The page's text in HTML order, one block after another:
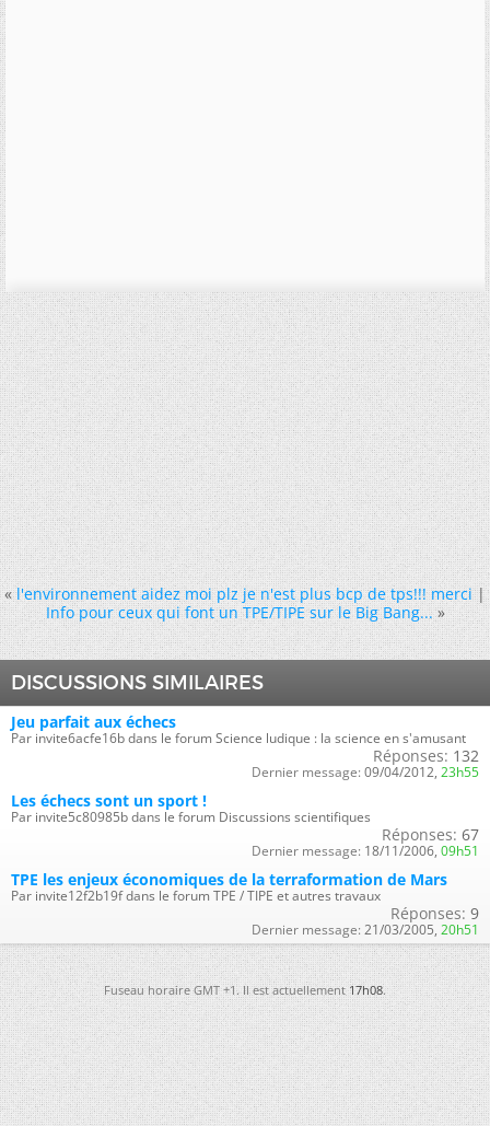
« l'environnement aidez moi plz je n'est plus bcp de tps!!! merci|
Info pour ceux qui font un TPE/TIPE sur le Big Bang... »
DISCUSSIONS SIMILAIRES
Jeu parfait aux échecs
Par invite6acfe16b dans le forum Science ludique : la science en s'amusant
Réponses: 132
Dernier message: 09/04/2012, 23h55
Les échecs sont un sport !
Par invite5c80985b dans le forum Discussions scientifiques
Réponses: 67
Dernier message: 18/11/2006, 09h51
TPE les enjeux économiques de la terraformation de Mars
Par invite12f2b19f dans le forum TPE / TIPE et autres travaux
Réponses: 9
Dernier message: 21/03/2005, 20h51
Fuseau horaire GMT +1. Il est actuellement17h08.